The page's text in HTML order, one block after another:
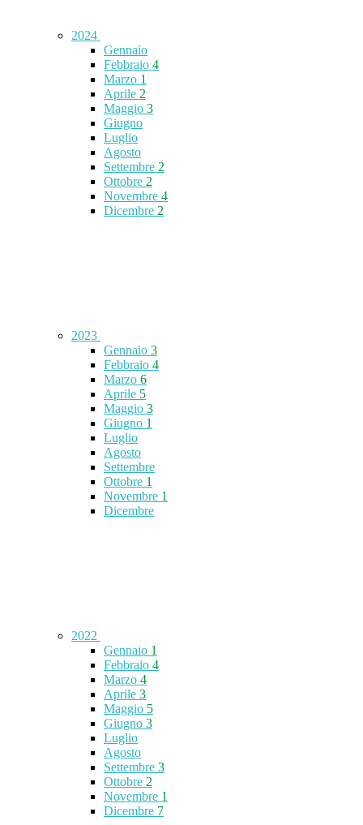
2024
Gennaio
Febbraio 4
Marzo 1
Aprile 2
Maggio 3
Giugno
Luglio
Agosto
Settembre 2
Ottobre 2
Novembre 4
Dicembre 2
2023
Gennaio 3
Febbraio 4
Marzo 6
Aprile 5
Maggio 3
Giugno 1
Luglio
Agosto
Settembre
Ottobre 1
Novembre 1
Dicembre
2022
Gennaio 1
Febbraio 4
Marzo 4
Aprile 3
Maggio 5
Giugno 3
Luglio
Agosto
Settembre 3
Ottobre 2
Novembre 1
Dicembre 7